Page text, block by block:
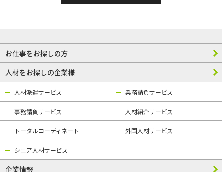
お仕事をお探しの方
人材をお探しの企業様
人材派遣サービス 業務請負サービス
事務請負サービス 人材紹介サービス
トータルコーディネート 外国人材サービス
シニア人材サービス
企業情報